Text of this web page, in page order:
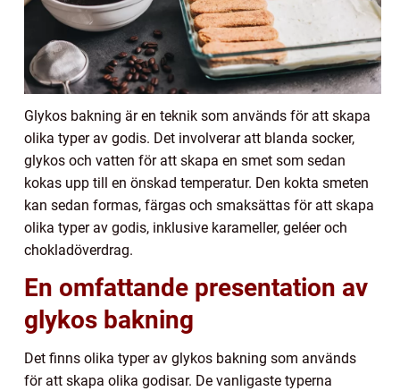
Glykos bakning är en teknik som används för att skapa
olika typer av godis. Det involverar att blanda socker,
glykos och vatten för att skapa en smet som sedan
kokas upp till en önskad temperatur. Den kokta smeten
kan sedan formas, färgas och smaksättas för att skapa
olika typer av godis, inklusive karameller, geléer och
chokladöverdrag.
En omfattande presentation av
glykos bakning
Det finns olika typer av glykos bakning som används
för att skapa olika godisar. De vanligaste typerna